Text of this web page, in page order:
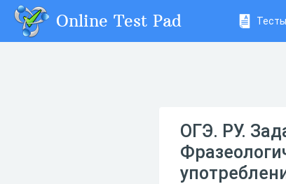
Online Test Pad Тесты
ОГЭ. РУ.